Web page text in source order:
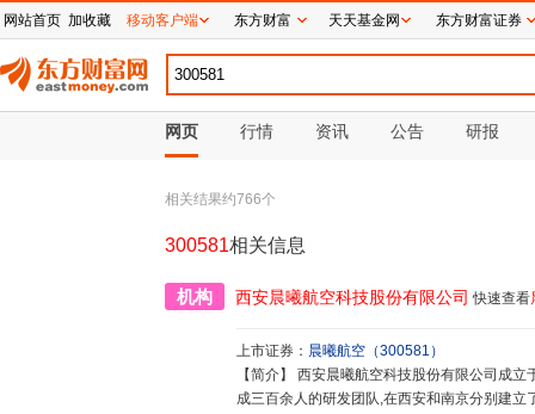
网页 行情 资讯 公告 研报
相关结果约766个
300581相关信息
机构 西安晨曦航空科技股份有限公司 快速查看
上市证券： 晨曦航空 （300581 ）
【简介】
成三百余人的研发团队,在西安和南京分别建
网站首页 加收藏 移动客户端 东方财富 天天基金网 东方财富证券